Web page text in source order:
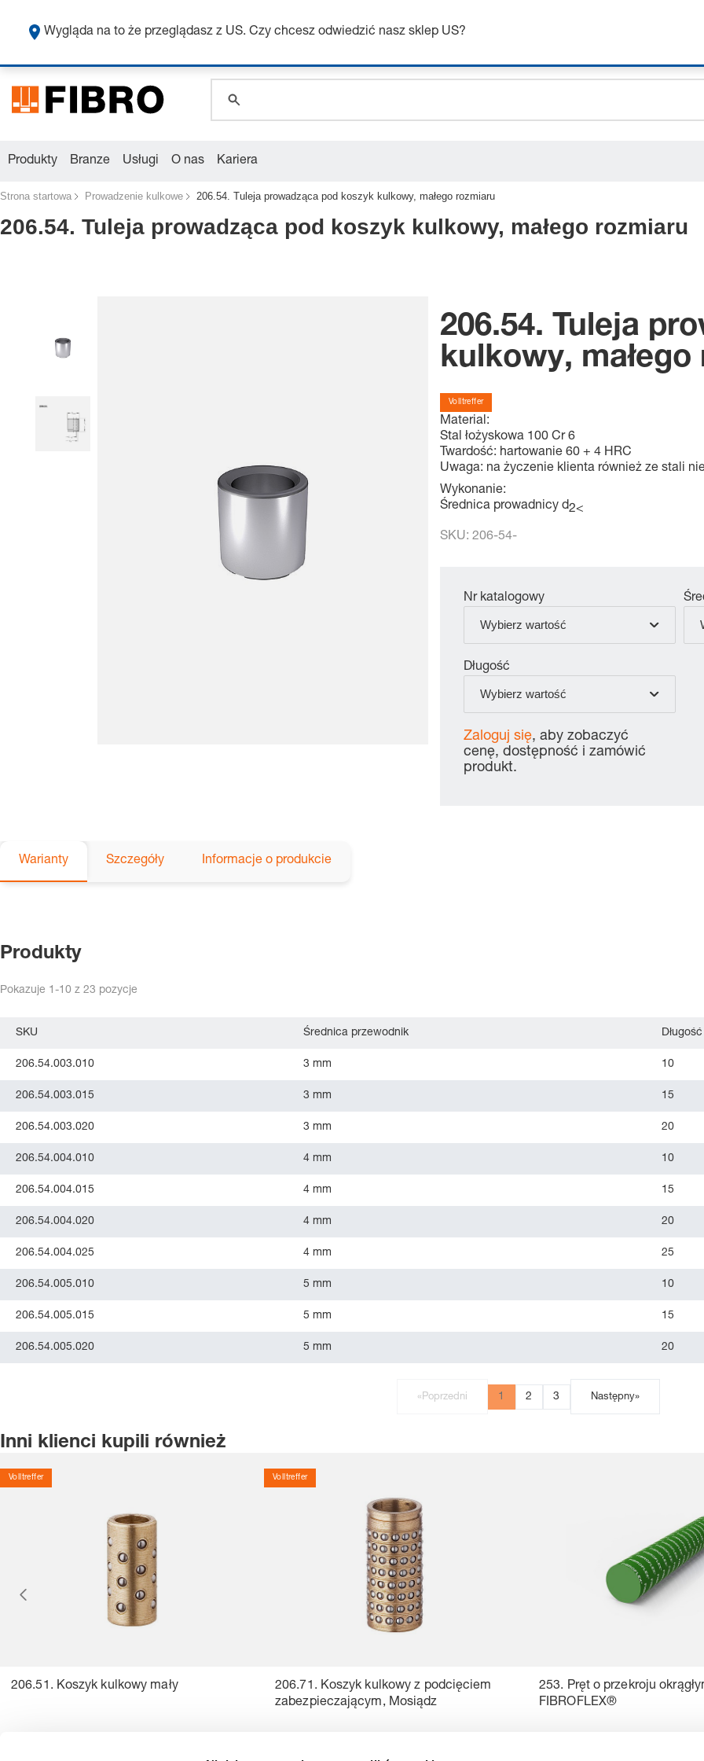
Produkty Branze Usługi O nas Kariera
Strona startowa Prowadzenie kulkowe 206.54. Tuleja prowadząca pod koszyk kulkowy, małego rozmiaru
206.54. Tuleja prowadząca pod koszyk kulkowy, małego rozmiaru
206.54. Tuleja
kulkowy, małego
Volltreffer
Material:
Stal łożyskowa 100 Cr 6
Twardość: hartowanie 60 + 4 HRC
Uwaga: na życzenie klienta również ze stali
Wykonanie:
Średnica prowadnicy d2<
SKU:206-54-
Nr katalogowy
Wybierz wartość
Długość
Wybierz wartość
Zaloguj się, aby zobaczyć
cenę, dostępność i zamówić
produkt.
Warianty Szczegóły Informacje o produkcie
Produkty
Pokazuje 1-10 z 23 pozycje
SKU Średnica przewodnik Długość
206.54.003.010 3 mm 10
206.54.003.015 3 mm 15
206.54.003.020 3 mm 20
206.54.004.010 4 mm 10
206.54.004.015 4 mm 15
206.54.004.020 4 mm 20
206.54.004.025 4 mm 25
206.54.005.010 5 mm 10
206.54.005.015 5 mm 15
206.54.005.020 5 mm 20
«Poprzedni 1 2 3 Następny»
Inni klienci kupili również
Volltreffer
206.51. Koszyk kulkowy mały
Volltreffer
206.71. Koszyk kulkowy z podcięciem
zabezpieczającym, Mosiądz
253. Pręt o przekroju
FIBROFLEX®
Wygląda na to że przeglądasz z US. Czy chcesz odwiedzić nasz sklep US?